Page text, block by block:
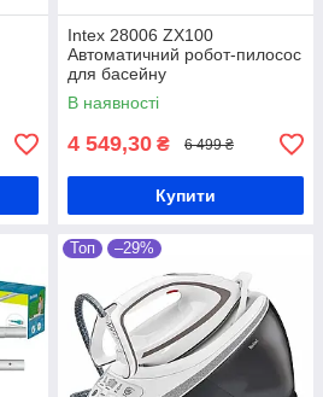
Intex 28006 ZX100
Автоматичний робот-пилосос
для басейну
В наявності
4 549,30 ₴ 6 499 ₴
Купити
Топ –29%